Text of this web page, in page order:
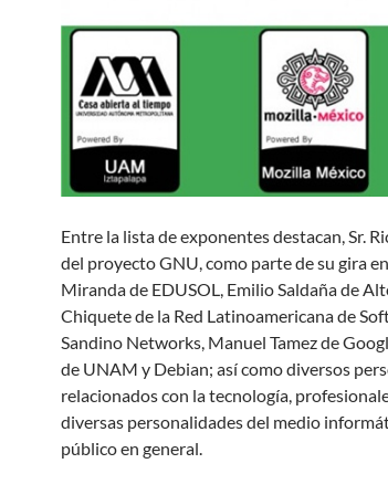
Entre la lista de exponentes destacan, Sr.
del proyecto GNU, como parte de su gira
Miranda de EDUSOL, Emilio Saldaña de
Chiquete de la Red Latinoamericana de
Sandino Networks, Manuel Tamez de
de UNAM y Debian; así como diversos
relacionados con la tecnología,
diversas personalidades del medio
público en general.